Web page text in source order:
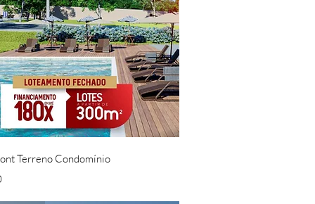
Visualização rápida
Terreno Condomínio